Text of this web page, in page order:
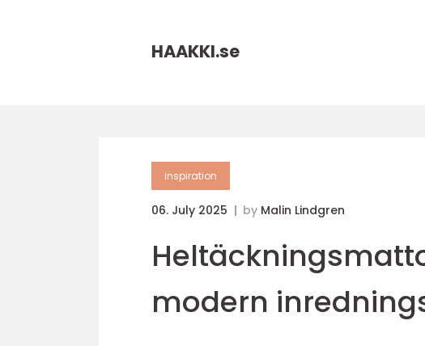
HAAKKI.se
inspiration
06. July 2025 by Malin Lindgren
modern